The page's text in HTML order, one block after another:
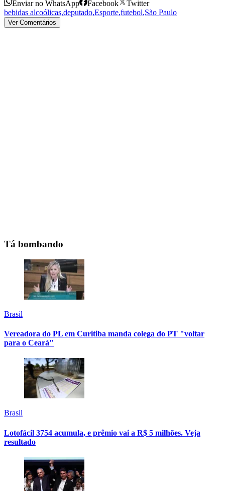
Enviar no WhatsApp Facebook
Twitter
bebidas alcoólicas,deputado,Esporte,futebol,São Paulo
Ver Comentários
Tá bombando
Brasil
Vereadora do PL em Curitiba manda colega do PT "voltar
para o Ceará"
Brasil
Lotofácil 3754 acumula, e prêmio vai a R$ 5 milhões. Veja
resultado